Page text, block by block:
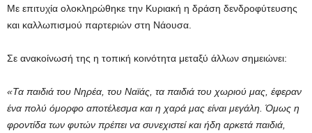
Με επιτυχία ολοκληρώθηκε την Κυριακή η δράση δενδροφύτευσης
και καλλωπισμού παρτεριών στη Νάουσα.
Σε ανακοίνωσή της η τοπική κοινότητα μεταξύ άλλων σημειώνει:
«Τα παιδιά του Νηρέα, του Ναϊάς, τα παιδιά του χωριού μας, έφεραν
ένα πολύ όμορφο αποτέλεσμα και η χαρά μας είναι μεγάλη. Όμως η
φροντίδα των φυτών πρέπει να συνεχιστεί και ήδη αρκετά παιδιά,